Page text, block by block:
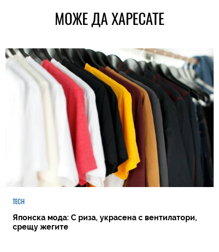
МОЖЕ ДА ХАРЕСАТЕ
TECH
Японска мода: С риза, украсена с вентилатори,
срещу жегите